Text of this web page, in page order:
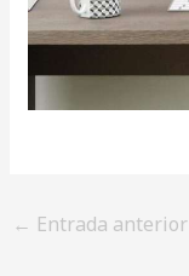
← Entrada anterior